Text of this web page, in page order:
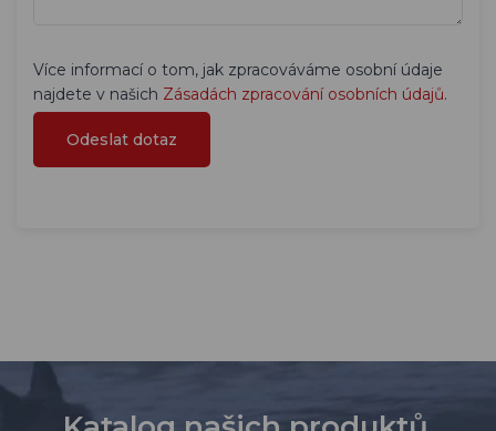
Více informací o tom, jak zpracováváme osobní údaje
najdete v našich Zásadách zpracování osobních údajů.